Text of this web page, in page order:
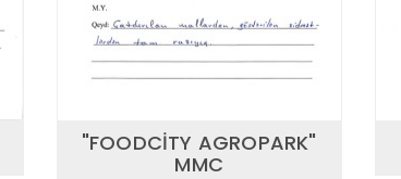
"FOODCİTY AGROPARK"
MMC